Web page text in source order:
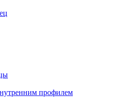
профилем